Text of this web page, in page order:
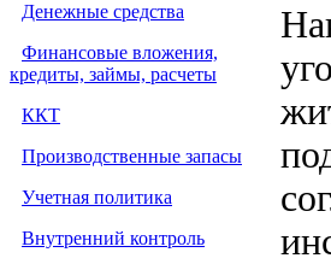
Денежные средства
Финансовые вложения,
кредиты, займы, расчеты
ККТ
Производственные запасы
Учетная политика
Внутренний контроль